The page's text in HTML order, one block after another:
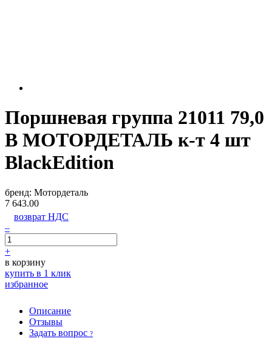
Поршневая группа 21011 79,0
B МОТОРДЕТАЛЬ к-т 4 шт
BlackEdition
бренд: Мотордеталь
7 643.00
возврат НДС
–
+
в корзину
купить в 1 клик
избранное
Описание
Отзывы
Задать вопрос ?